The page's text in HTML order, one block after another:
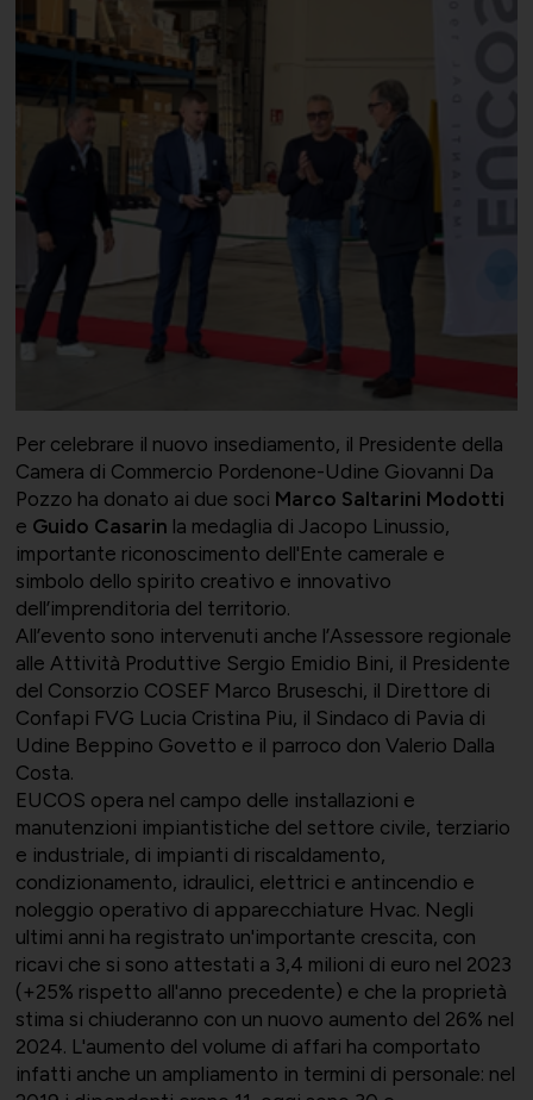
Per celebrare il nuovo insediamento, il Presidente della
Camera di Commercio Pordenone-Udine Giovanni Da
Pozzo ha donato ai due soci Marco Saltarini Modotti
e Guido Casarin la medaglia di Jacopo Linussio,
importante riconoscimento dell'Ente camerale e
simbolo dello spirito creativo e innovativo
dell’imprenditoria del territorio.
All’evento sono intervenuti anche l’Assessore regionale
alle Attività Produttive Sergio Emidio Bini, il Presidente
del Consorzio COSEF Marco Bruseschi, il Direttore di
Confapi FVG Lucia Cristina Piu, il Sindaco di Pavia di
Udine Beppino Govetto e il parroco don Valerio Dalla
Costa.
EUCOS opera nel campo delle installazioni e
manutenzioni impiantistiche del settore civile, terziario
e industriale, di impianti di riscaldamento,
condizionamento, idraulici, elettrici e antincendio e
noleggio operativo di apparecchiature Hvac. Negli
ultimi anni ha registrato un'importante crescita, con
ricavi che si sono attestati a 3,4 milioni di euro nel 2023
(+25% rispetto all'anno precedente) e che la proprietà
stima si chiuderanno con un nuovo aumento del 26% nel
2024. L'aumento del volume di affari ha comportato
infatti anche un ampliamento in termini di personale: nel
Società Collegate
Altre partecipazioni societarie
Contatti per area di competenza
Certificazioni
Convenzioni
Comunicati Stampa
Associarsi
Uniontessile
Unimatica
UNIONALIMENTARI
Salute, Università e Ricerca
Turismo e Cultura
UNIONSERVIZI
Lavoro e relazioni industriali
Qualità, sicurezza e ambiente
Supporto tecnico-giuridico
Affari generali
Offerte di lavoro